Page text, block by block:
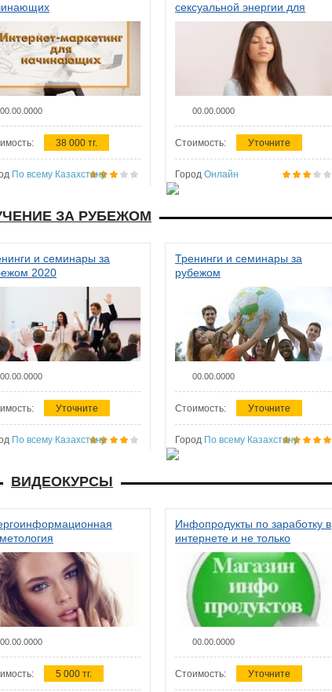
00.00.0000
38 000 тг.
По всему Казахстану
сексуальной энергии для
женщин
00.00.0000
Стоимость: Уточните
Город Онлайн
ЗА РУБЕЖОМ
и семинары за
2020
00.00.0000
Уточните
По всему Казахстану
Тренинги и семинары за
рубежом
00.00.0000
Стоимость: Уточните
Город По всему Казахстану
ВИДЕОКУРСЫ
00.00.0000
5 000 тг.
Инфопродукты по заработку в
интернете и не только
00.00.0000
Стоимость: Уточните